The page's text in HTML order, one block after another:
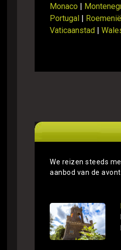
Monaco
Portugal
Roemenië
Vaticaanstad
|
We reizen steeds
aanbod van de